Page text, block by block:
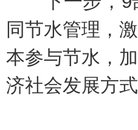
同节水管理，
本参与节水，
济社会发展方式